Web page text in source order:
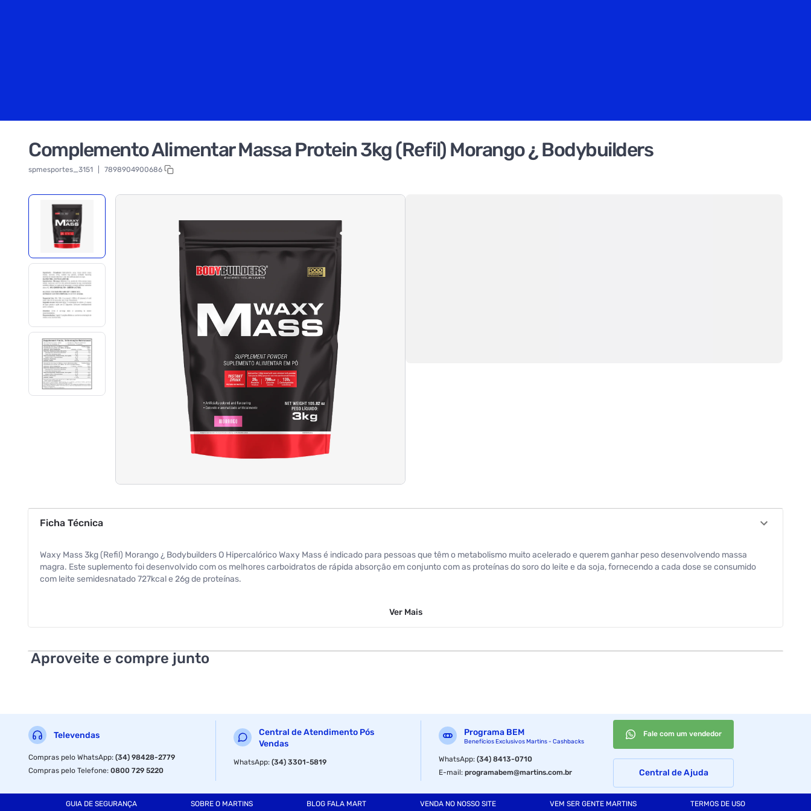
Complemento Alimentar Massa Protein 3kg (Refil) Morango ¿ Bodybuilders
spmesportes_3151 7898904900686
Ficha Técnica
Waxy Mass 3kg (Refil) Morango ¿ Bodybuilders O Hipercalórico Waxy Mass é indicado para pessoas que têm o metabolismo muito acelerado e querem ganhar peso desenvolvendo massa
magra. Este suplemento foi desenvolvido com os melhores carboidratos de rápida absorção em conjunto com as proteínas do soro do leite e da soja, fornecendo a cada dose se consumido
com leite semidesnatado 727kcal e 26g de proteínas.
Ver Mais
Aproveite e compre junto
Televendas
Compras pelo WhatsApp:(34) 98428-2779
Compras pelo Telefone:0800 729 5220
Central de Atendimento Pós
Vendas
WhatsApp:(34) 3301-5819
Programa BEM
Benefícios Exclusivos Martins - Cashbacks
WhatsApp:(34) 8413-0710
E-mail:programabem@martins.com.br
Fale com um vendedor
Central de Ajuda
GUIA DE SEGURANÇA SOBRE O MARTINS BLOG FALA MART VENDA NO NOSSO SITE VEM SER GENTE MARTINS TERMOS DE USO